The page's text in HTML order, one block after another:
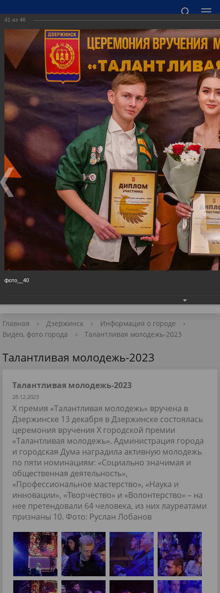
ОФИЦИАЛЬНЫЙ САЙТ АДМИНИСТРАЦИИ
ГОРОДСКОГО ОКРУГА ГОРОД ДЗЕРЖИНСК
НИЖЕГОРОДСКОЙ ОБЛАСТИ
Точный прогноз погоды в Дзержинске
https://world-weather.ru/informers/
🛜Карта WiFi🛜
606000 Нижегородская область, г. Дзержинск,
пл. Дзержинского, д. 1
Приёмная Главы
+7 (8313) 27-98-10
Главная › Дзержинск › Информация о городе
›
Видео, фото города
› Талантливая молодежь-2023
Талантливая молодежь-2023
Талантливая молодежь-2023
28.12.2023
X премия «Талантливая молодежь» вручена в
Дзержинске 13 декабря в Дзержинске состоялась
церемония вручения Х городской премии
«Талантливая молодежь». Администрация города
и городская Дума наградила активную молодежь
по пяти номинациям: «Социально значимая и
общественная деятельность»,
«Профессиональное мастерство», «Наука и
инновации», «Творчество» и «Волонтерство» – на
нее претендовали 64 человека, из них лауреатами
признаны 10. Фото: Руслан Лобанов
41 из 48
фото__40